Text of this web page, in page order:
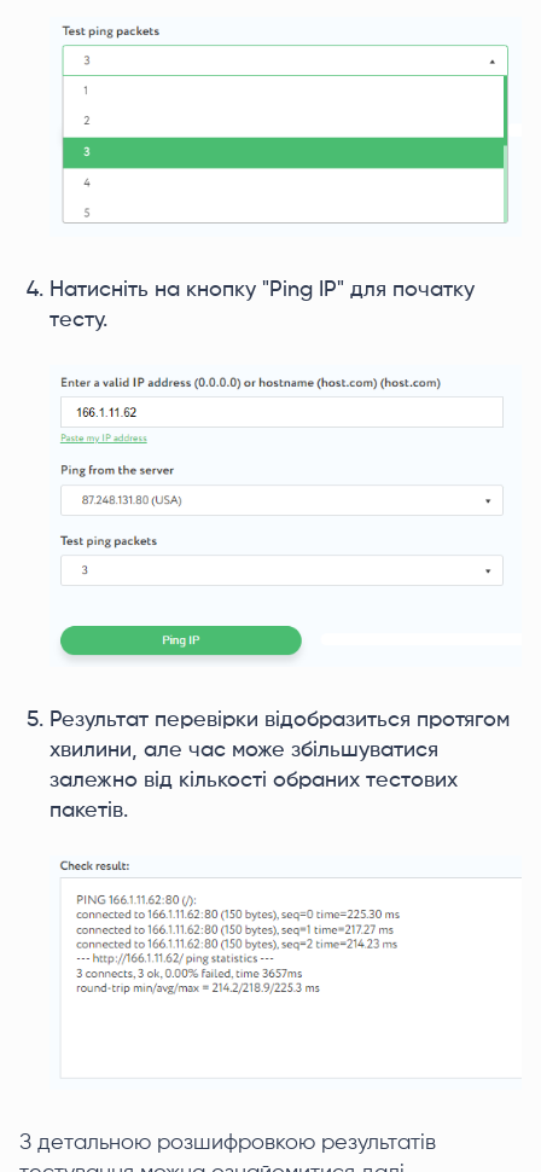
Натисніть на кнопку "Ping IP" для початку
тесту.
Результат перевірки відобразиться протягом
хвилини, але час може збільшуватися
залежно від кількості обраних тестових
пакетів.
З детальною розшифровкою результатів